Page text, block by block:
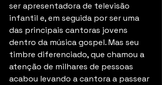
ser apresentadora de televisão
infantil e, em seguida por ser uma
das principais cantoras jovens
dentro da música gospel. Mas seu
timbre diferenciado, que chamou a
atenção de milhares de pessoas
acabou levando a cantora a passear